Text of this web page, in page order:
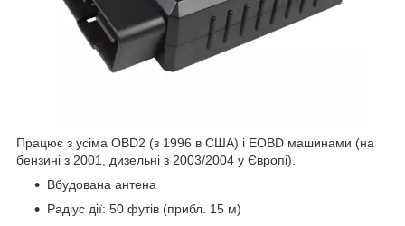
Працює з усіма OBD2 (з 1996 в США) і EOBD машинами (на
бензині з 2001, дизельні з 2003/2004 у Європі).
Вбудована антена
Радіус дії: 50 футів (прибл. 15 м)